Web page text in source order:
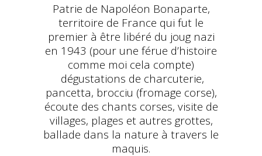
Patrie de Napoléon Bonaparte,
territoire de France qui fut le
premier à être libéré du joug nazi
en 1943 (pour une férue d’histoire
comme moi cela compte)
dégustations de charcuterie,
pancetta, brocciu (fromage corse),
écoute des chants corses, visite de
villages, plages et autres grottes,
ballade dans la nature à travers le
maquis.